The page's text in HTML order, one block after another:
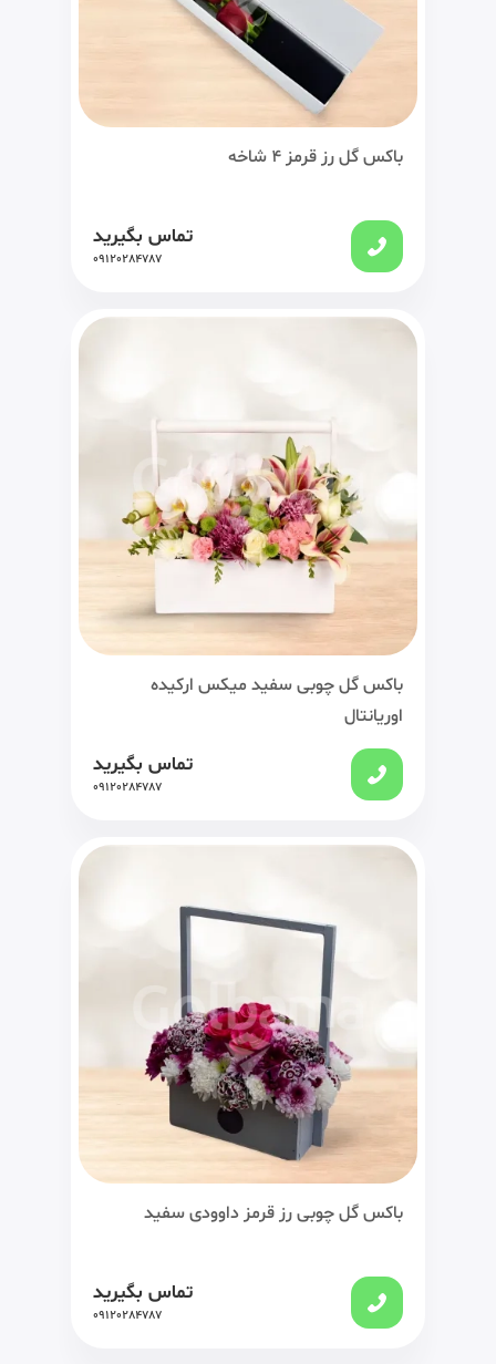
باکس گل رز قرمز 4 شاخه
تماس بگیرید
09120284787
باکس گل چوبی سفید میکس ارکیده
اوریانتال
تماس بگیرید
09120284787
باکس گل چوبی رز قرمز داوودی سفید
تماس بگیرید
09120284787